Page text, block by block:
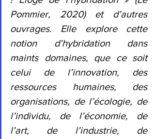
Pommier, 2020) et d’autres
ouvrages. Elle explore cette
notion d’hybridation dans
maints domaines, que ce soit
celui de l’innovation, des
ressources humaines, des
organisations, de l’écologie, de
l’individu, de l’économie, de
l’art, de l’industrie, de